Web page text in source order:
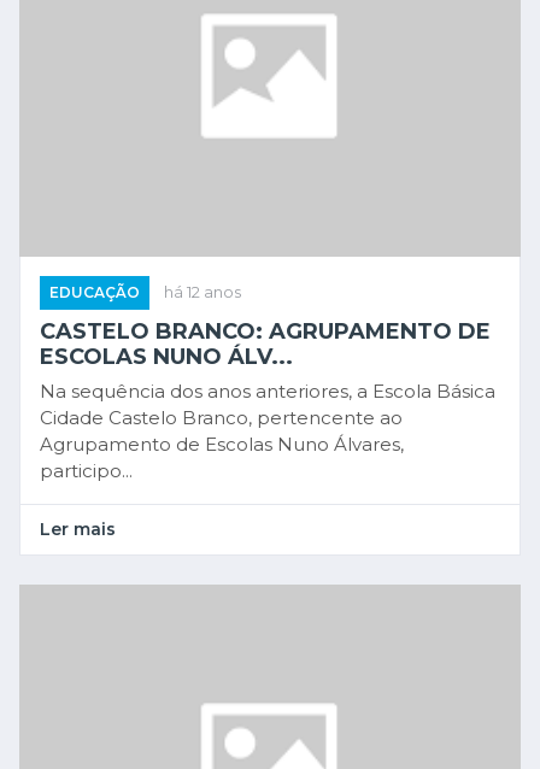
EDUCAÇÃO há 12 anos
CASTELO BRANCO: AGRUPAMENTO DE
ESCOLAS NUNO ÁLV...
Na sequência dos anos anteriores, a Escola Básica
Cidade Castelo Branco, pertencente ao
Agrupamento de Escolas Nuno Álvares,
participo...
Ler mais